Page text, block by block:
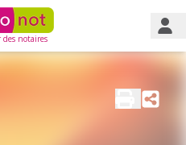
notaires